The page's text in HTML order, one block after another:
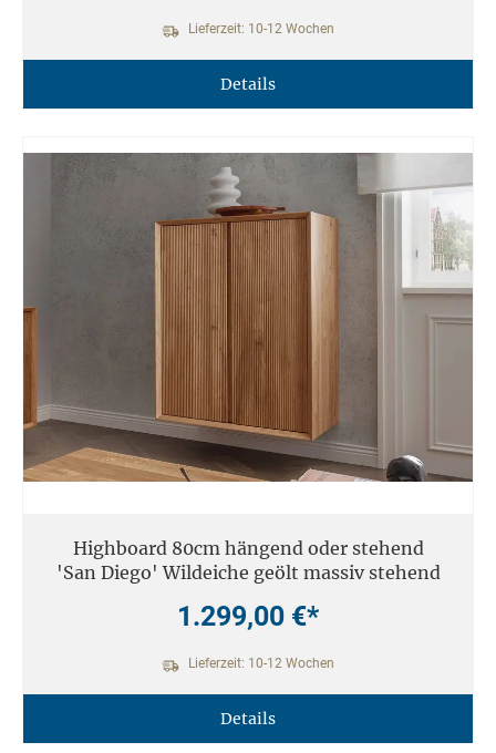
Lieferzeit: 10-12 Wochen
Details
Highboard 80cm hängend oder stehend
'San Diego' Wildeiche geölt massiv stehend
1.299,00 €*
Lieferzeit: 10-12 Wochen
Details